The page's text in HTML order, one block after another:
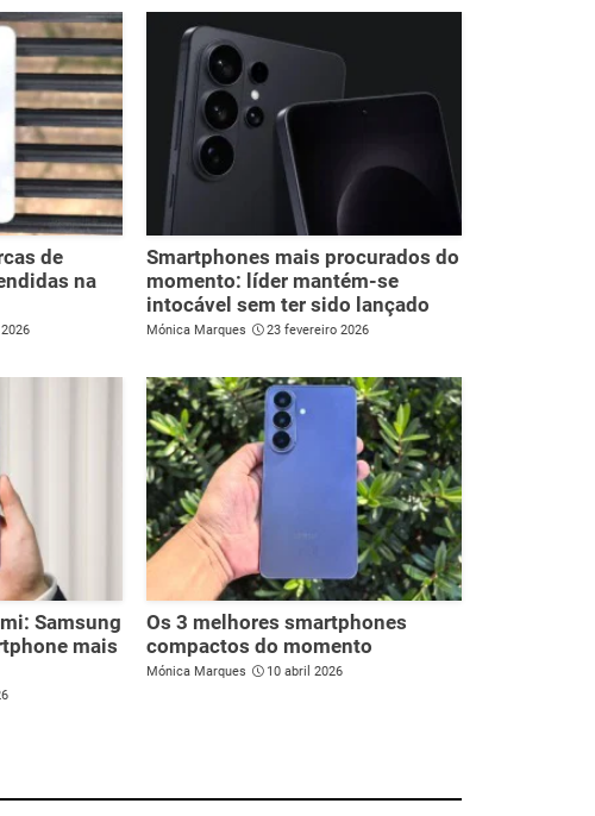
de
na
Smartphones mais procurados do
momento: líder mantém-se
intocável sem ter sido lançado
Mónica Marques 23 fevereiro 2026
Samsung
mais
Os 3 melhores smartphones
compactos do momento
Mónica Marques 10 abril 2026